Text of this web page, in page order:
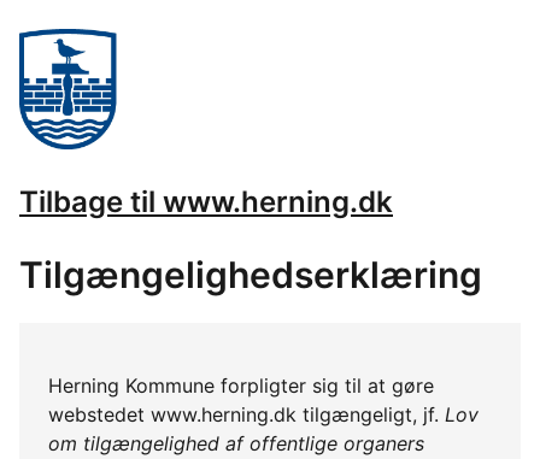
Tilbage til www.herning.dk
Tilgængelighedserklæring
Herning Kommune forpligter sig til at gøre
webstedet www.herning.dk tilgængeligt, jf. Lov
om tilgængelighed af offentlige organers